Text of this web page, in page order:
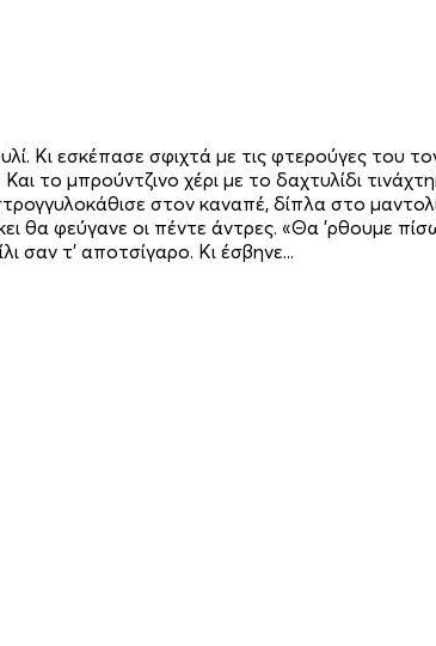
Κι εσκέπασε σφιχτά με τις φτερούγες του
το μπρούντζινο χέρι με το δαχτυλίδι
στον καναπέ, δίπλα στο
θα φεύγανε οι πέντε άντρες. «Θα ’ρθουμε
σαν τ’ αποτσίγαρο. Κι έσβηνε...